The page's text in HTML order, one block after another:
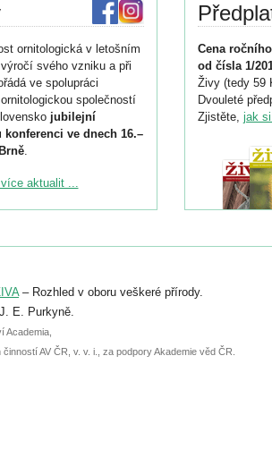
ornitologická v letošním
svého vzniku a při
ve spolupráci
společností
jubilejní
ve dnech 16.–
.
ke konferenci
do 6. září.
přednášky nebo
června.
aktualit ...
Cena
od čísla 1/
Živy (tedy 59
Dvouleté
Zjistěte, jak
– Rozhled v oboru veškeré přírody.
E. Purkyně.
Academia,
AV ČR, v. v. i., za podpory Akademie věd ČR.